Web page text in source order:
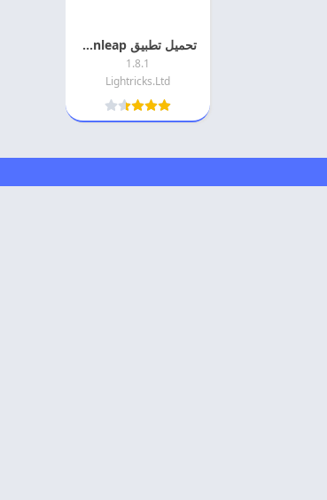
تحميل تطبيق Motionleap مهكر احدث اصدار
1.8.1
Lightricks.Ltd